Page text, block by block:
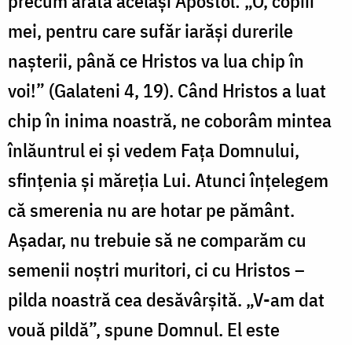
mei, pentru care sufăr iarăşi durerile
naşterii, până ce Hristos va lua chip în
voi!” (Galateni 4, 19). Când Hristos a luat
chip în inima noastră, ne coborâm mintea
înlăuntrul ei şi vedem Faţa Domnului,
sfinţenia şi măreţia Lui. Atunci înţelegem
că smerenia nu are hotar pe pământ.
Aşadar, nu trebuie să ne comparăm cu
semenii noştri muritori, ci cu Hristos –
pilda noastră cea desăvârşită. „V-am dat
vouă pildă”, spune Domnul. El este